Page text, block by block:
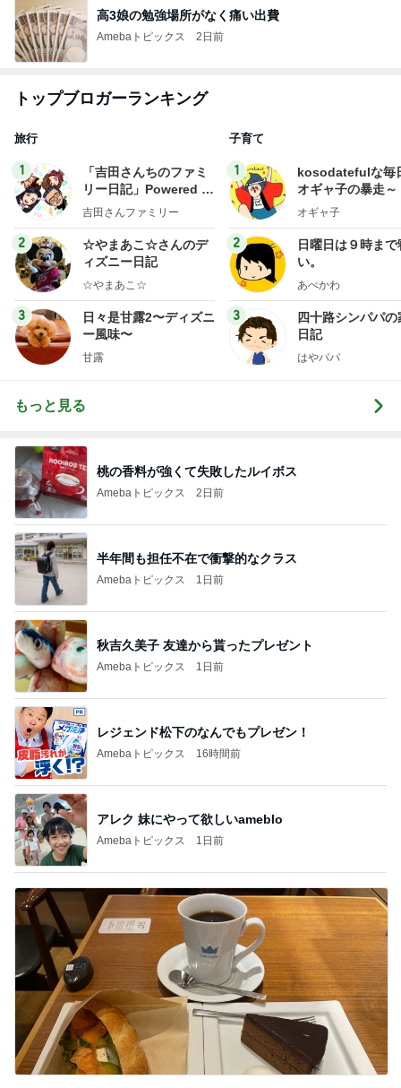
高3娘の勉強場所がなく痛い出費
Amebaトピックス 2日前
トップブロガーランキング
旅行
1
「吉田さんちのファミ
リー日記」Powered b
y Ameba 吉田さんファ
ログ
吉田さんファミリー
2
☆やまあこ☆さんのデ
ィズニー日記
☆やまあこ☆
3
日々是甘露2〜ディズニ
ー風味〜
甘露
子育て
1
kosodatefulな毎
オギャ子の暴走～
オギャ子
2
日曜日は９時まで
い。
あべかわ
3
四十路シンパパの
日記
はやパパ
もっと見る
桃の香料が強くて失敗したルイボス
Amebaトピックス 2日前
半年間も担任不在で衝撃的なクラス
Amebaトピックス 1日前
秋吉久美子 友達から貰ったプレゼント
Amebaトピックス 1日前
レジェンド松下のなんでもプレゼン！
Amebaトピックス 16時間前
アレク 妹にやって欲しいameblo
Amebaトピックス 1日前